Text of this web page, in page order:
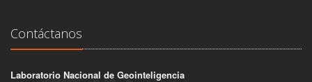
Contáctanos
Laboratorio Nacional de Geointeligencia